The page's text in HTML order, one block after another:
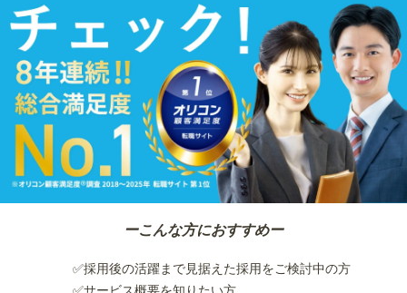
ーこんな方におすすめー
✅採用後の活躍まで見据えた採用をご検討中の方